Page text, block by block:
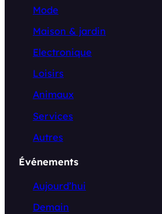
Mode
Maison & jardin
Electronique
Loisirs
Animaux
Services
Autres
Événements
Aujourd’hui
Demain